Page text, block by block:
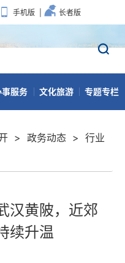
手机版 长者版
事服务 文化旅游 专题专栏
> 政务动态 > 行业
汉黄陂，近郊
续升温